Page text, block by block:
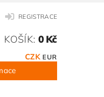
REGISTRACE
CZK EUR
KOŠÍK: 0 Kč